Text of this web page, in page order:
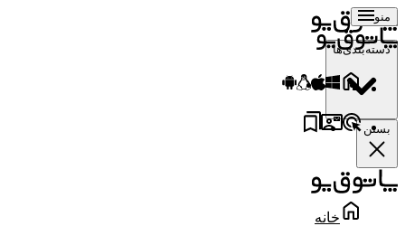
منو
دسته‌بندی‌ها
بستن
خانه